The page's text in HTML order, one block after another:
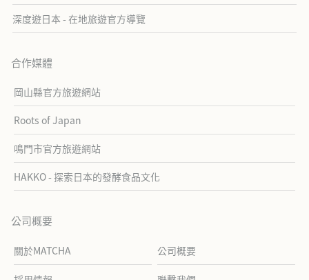
深度遊日本 - 在地旅遊官方導覽
合作媒體
岡山縣官方旅遊網站
Roots of Japan
鳴門市官方旅遊網站
HAKKO - 探索日本的發酵食品文化
公司概要
關於MATCHA 公司概要